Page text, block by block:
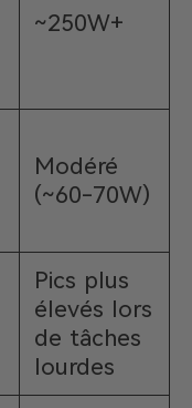
~250W+
Modéré
(~60-70W)
Pics plus
élevés lors
de tâches
lourdes